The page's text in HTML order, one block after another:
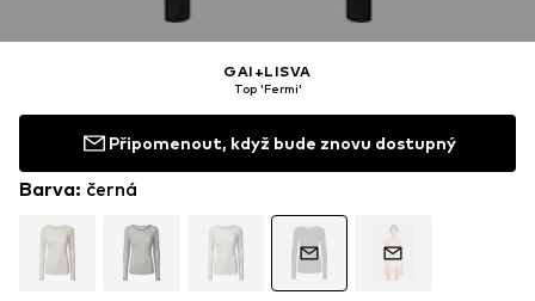
GAI+LISVA
Top 'Fermi'
Připomenout, když bude znovu dostupný
Barva: černá